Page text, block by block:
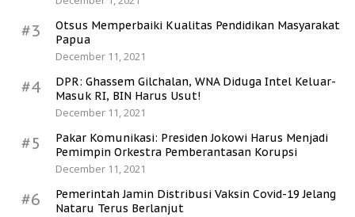
#3
Otsus Memperbaiki Kualitas Pendidikan Masyarakat
Papua
December 11, 2021
#4
DPR: Ghassem Gilchalan, WNA Diduga Intel Keluar-
Masuk RI, BIN Harus Usut!
December 11, 2021
#5
Pakar Komunikasi: Presiden Jokowi Harus Menjadi
Pemimpin Orkestra Pemberantasan Korupsi
December 11, 2021
#6
Pemerintah Jamin Distribusi Vaksin Covid-19 Jelang
Nataru Terus Berlanjut